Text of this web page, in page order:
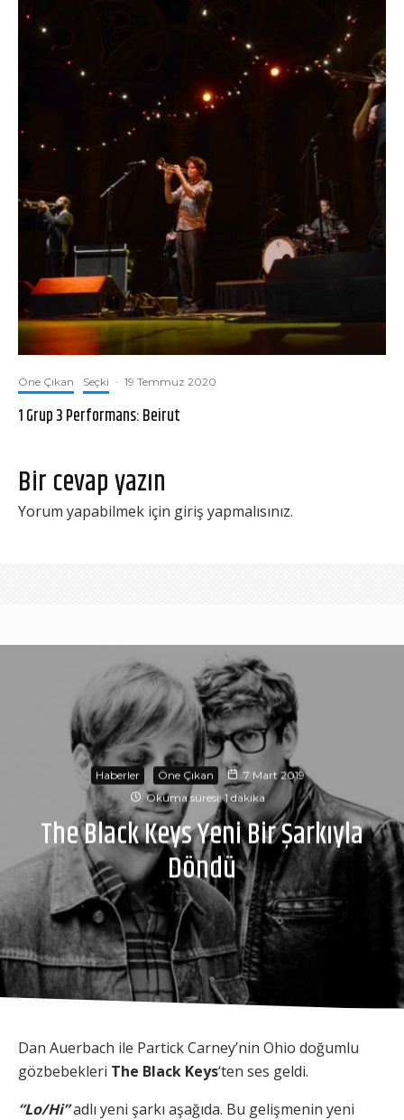
Öne Çıkan Seçki · 19 Temmuz 2020
1 Grup 3 Performans: Beirut
Bir cevap yazın
Yorum yapabilmek için giriş yapmalısınız.
Haberler Öne Çıkan
7 Mart 2019
Okuma süresi: 1 dakika
The Black Keys Yeni Bir Şarkıyla
Döndü
Dan Auerbach ile Partick Carney’nin Ohio doğumlu
gözbebekleri The Black Keys‘ten ses geldi.
“Lo/Hi”adlı yeni şarkı aşağıda. Bu gelişmenin yeni